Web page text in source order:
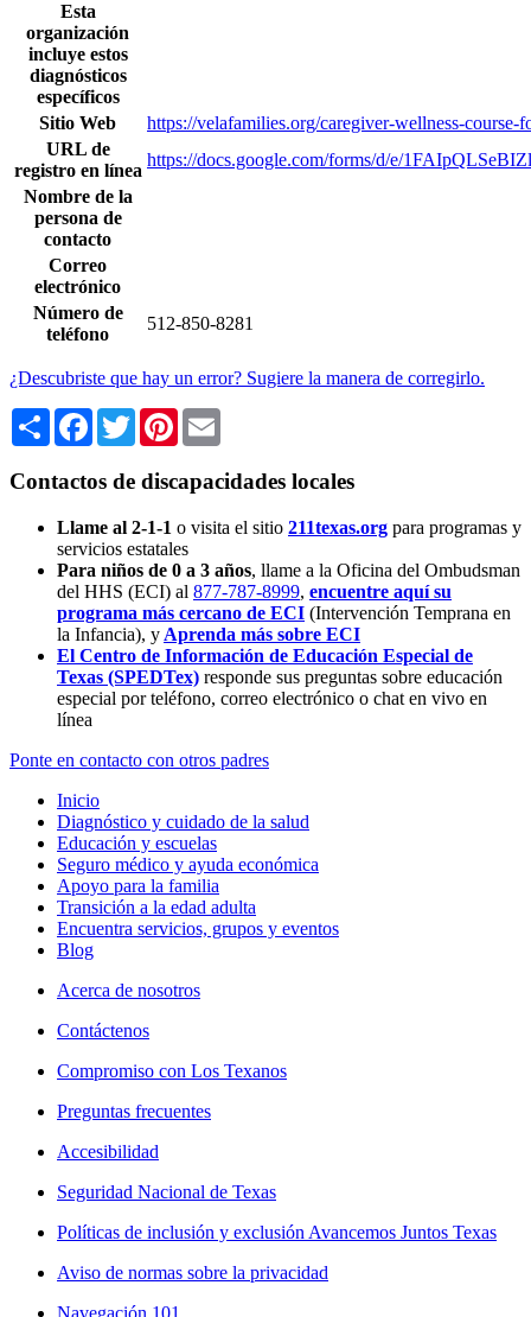
Esta
organización
incluye estos
diagnósticos
específicos
Sitio Web
https://velafamilies.org/caregiver-wellness-course-
URL de
registro en línea
https://docs.google.com/forms/d/e/
Nombre de la
persona de
contacto
Correo
electrónico
Número de
teléfono
512-850-8281
¿Descubriste que hay un error? Sugiere la manera de corregirlo.
Share Facebook
TwitterPinterest
Contactos de discapacidades locales
Llame al 2-1-1 o visita el sitio 211texas.org para programas y
servicios estatales
Para niños de 0 a 3 años, llame a la Oficina del Ombudsman
del HHS (ECI) al 877-787-8999, encuentre aquí su
programa más cercano de ECI (Intervención Temprana en
la Infancia), y Aprenda más sobre ECI
El Centro de Información de Educación Especial de
Texas (SPEDTex) responde sus preguntas sobre educación
especial por teléfono, correo electrónico o chat en vivo en
línea
Ponte en contacto con otros padres
Inicio
Diagnóstico y cuidado de la salud
Educación y escuelas
Seguro médico y ayuda económica
Apoyo para la familia
Transición a la edad adulta
Encuentra servicios, grupos y eventos
Blog
Acerca de nosotros
Contáctenos
Compromiso con Los Texanos
Preguntas frecuentes
Accesibilidad
Seguridad Nacional de Texas
Políticas de inclusión y exclusión Avancemos Juntos Texas
Aviso de normas sobre la privacidad
Navegación 101